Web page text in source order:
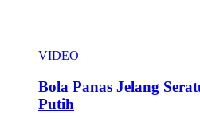
VIDEO
Bola Panas Jelang
Putih